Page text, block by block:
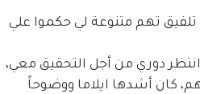
تلفيق تهم متنوعة لي حكموا علي
دوري من أجل التحقيق معي،
كان أشدها ايلاما ووضوحاً